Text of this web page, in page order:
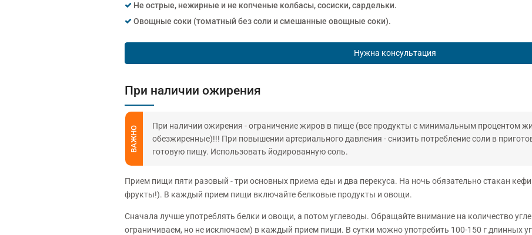
Не острые, нежирные и не копченые колбасы, сосиски, сардельки.
Овощные соки (томатный без соли и смешанные овощные соки).
Нужна консультация
При наличии ожирения
ВАЖНО
При наличии ожирения - ограничение жиров в пище (все продукты с минимальным процентом
обезжиренные)!!! При повышении артериального давления - снизить потребление соли в
готовую пищу. Использовать йодированную соль.
Прием пищи пяти разовый - три основных приема еды и два перекуса. На ночь обязательно стакан
фрукты!). В каждый прием пищи включайте белковые продукты и овощи.
Сначала лучше употреблять белки и овощи, а потом углеводы. Обращайте внимание на количество
ограничиваем, но не исключаем) в каждый прием пищи. В сутки можно употребить 100-150 г длинных